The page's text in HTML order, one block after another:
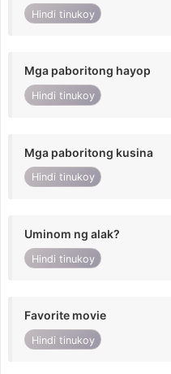
Hindi tinukoy
Mga paboritong hayop
Hindi tinukoy
Mga paboritong kusina
Hindi tinukoy
Uminom ng alak?
Hindi tinukoy
Favorite movie
Hindi tinukoy